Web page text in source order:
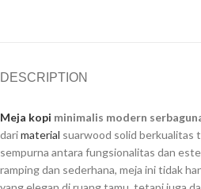
DESCRIPTION
Meja kopi minimalis modern
darimaterial suarwood solid berkualitas
sempurna antara fungsionalitas dan
ramping dan sederhana, meja ini tidak